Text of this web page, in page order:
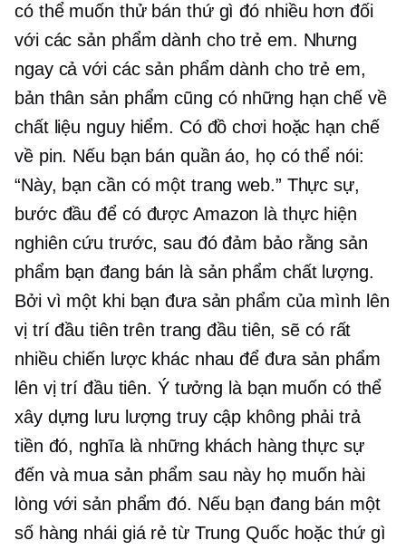
có thể muốn thử bán thứ gì đó nhiều hơn đối
với các sản phẩm dành cho trẻ em. Nhưng
ngay cả với các sản phẩm dành cho trẻ em,
bản thân sản phẩm cũng có những hạn chế về
chất liệu nguy hiểm. Có đồ chơi hoặc hạn chế
về pin. Nếu bạn bán quần áo, họ có thể nói:
“Này, bạn cần có một trang web.” Thực sự,
bước đầu để có được Amazon là thực hiện
nghiên cứu trước, sau đó đảm bảo rằng sản
phẩm bạn đang bán là sản phẩm chất lượng.
Bởi vì một khi bạn đưa sản phẩm của mình lên
vị trí đầu tiên trên trang đầu tiên, sẽ có rất
nhiều chiến lược khác nhau để đưa sản phẩm
lên vị trí đầu tiên. Ý tưởng là bạn muốn có thể
xây dựng lưu lượng truy cập không phải trả
tiền đó, nghĩa là những khách hàng thực sự
đến và mua sản phẩm sau này họ muốn hài
lòng với sản phẩm đó. Nếu bạn đang bán một
số hàng nhái giá rẻ từ Trung Quốc hoặc thứ gì